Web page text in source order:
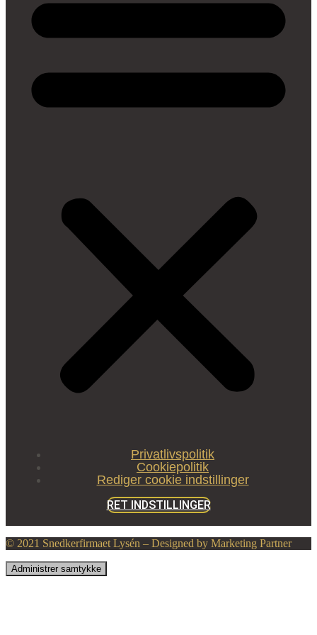
Privatlivspolitik
Cookiepolitik
Rediger cookie indstillinger
RET INDSTILLINGER
© 2021 Snedkerfirmaet Lysén – Designed by Marketing Partner
Administrer samtykke